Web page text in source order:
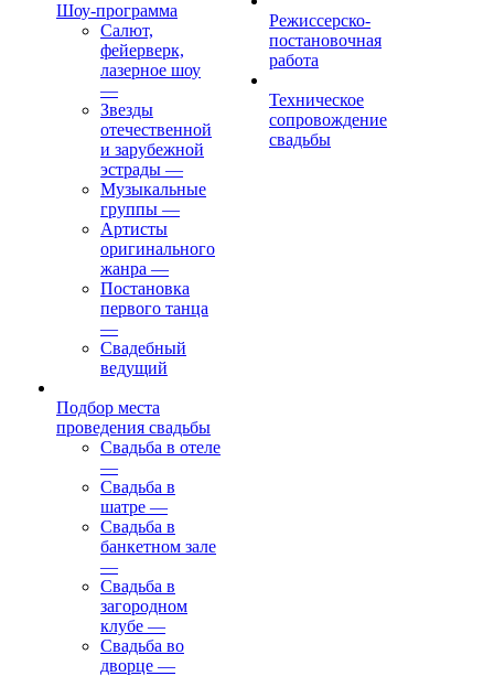
Шоу-программа
Салют,
фейерверк,
лазерное шоу
—
Звезды
отечественной
и зарубежной
эстрады —
Музыкальные
группы —
Артисты
оригинального
жанра —
Постановка
первого танца
—
Свадебный
ведущий
Подбор места
проведения свадьбы
Свадьба в отеле
—
Свадьба в
шатре —
Свадьба в
банкетном зале
—
Свадьба в
загородном
клубе —
Свадьба во
дворце —
Режиссерско-
постановочная
работа
Техническое
сопровождение
свадьбы